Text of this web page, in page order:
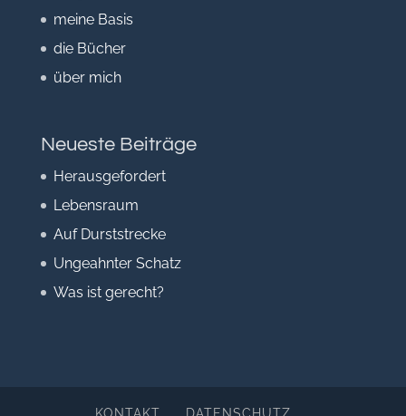
meine Basis
die Bücher
über mich
Neueste Beiträge
Herausgefordert
Lebensraum
Auf Durststrecke
Ungeahnter Schatz
Was ist gerecht?